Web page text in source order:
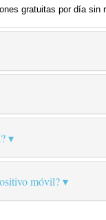
gratuitas por día sin
móvil?